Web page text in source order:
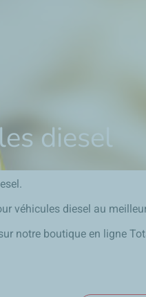
diesel
véhicules diesel au
notre boutique en ligne